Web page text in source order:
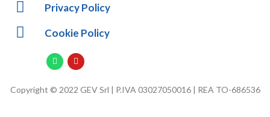
Privacy Policy
Cookie Policy
Copyright © 2022 GEV Srl | P.IVA 03027050016 | REA TO-686536